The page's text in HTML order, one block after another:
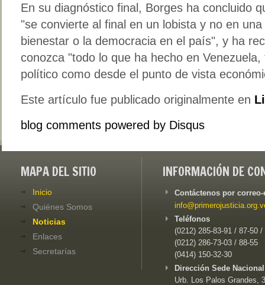
En su diagnóstico final, Borges ha concluido
"se convierte al final en un lobista y no en
bienestar o la democracia en el país", y ha
conozca "todo lo que ha hecho en
político como desde el punto de vista
Este artículo fue publicado originalmente en
blog comments powered by Disqus
MAPA DEL SITIO
Inicio
Quiénes Somos
Noticias
Enlaces
Secretarías
INFORMACIÓN DE
Contáctenos por
Teléfonos
(0212) 285-83-91 / 87-50 /
(0212) 286-73-03 / 88-55
(0414) 150-32-30
Dirección Sede
Urb. Los Palos Grandes,